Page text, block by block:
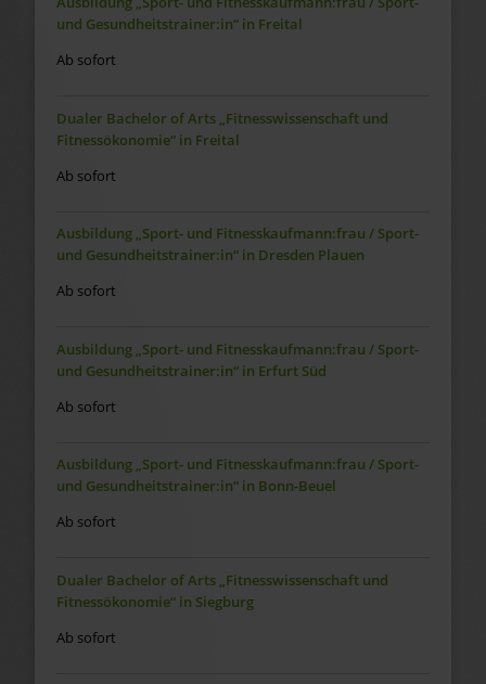
und Gesundheitstrainer:in“ in Freital
Ab sofort
Dualer Bachelor of Arts „Fitnesswissenschaft und
Fitnessökonomie“ in Freital
Ab sofort
Ausbildung „Sport- und Fitnesskaufmann:frau / Sport-
und Gesundheitstrainer:in“ in Dresden Plauen
Ab sofort
Ausbildung „Sport- und Fitnesskaufmann:frau / Sport-
und Gesundheitstrainer:in“ in Erfurt Süd
Ab sofort
Ausbildung „Sport- und Fitnesskaufmann:frau / Sport-
und Gesundheitstrainer:in“ in Bonn-Beuel
Ab sofort
Dualer Bachelor of Arts „Fitnesswissenschaft und
Fitnessökonomie“ in Siegburg
Ab sofort